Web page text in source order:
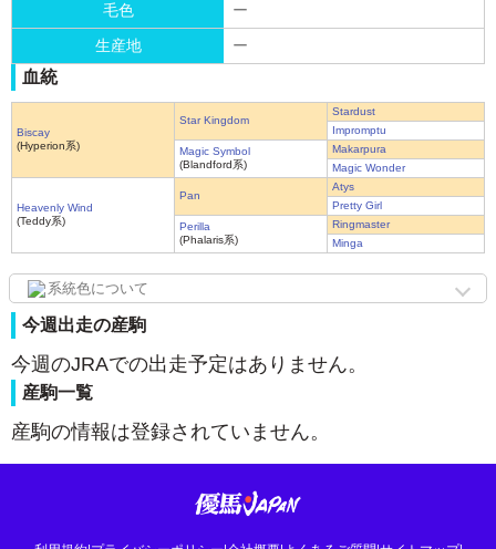
毛色
ー
生産地
ー
血統
Biscay
(Hyperion系)
Star Kingdom
Stardust
Impromptu
Magic Symbol
(Blandford系)
Makarpura
Magic Wonder
Heavenly Wind
(Teddy系)
Pan
Atys
Pretty Girl
Perilla
(Phalaris系)
Ringmaster
Minga
系統色について
今週出走の産駒
今週のJRAでの出走予定はありません。
産駒一覧
産駒の情報は登録されていません。